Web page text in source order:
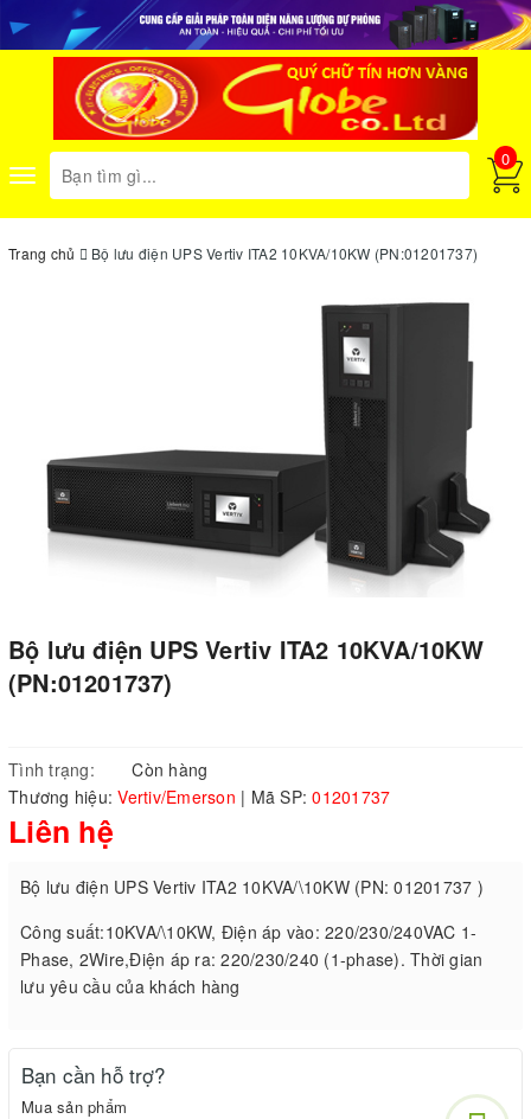
Toggle
navigation
0
Trang chủ Bộ lưu điện UPS Vertiv ITA2 10KVA/10KW (PN:01201737)
Bộ lưu điện UPS Vertiv ITA2 10KVA/10KW
(PN:01201737)
Tình trạng:
Còn hàng
Thương hiệu:Vertiv/Emerson | Mã SP:01201737
Liên hệ
Bộ lưu điện UPS Vertiv ITA2 10KVA/\10KW (PN: 01201737 )
Công suất:10KVA/\10KW, Điện áp vào: 220/230/240VAC 1-
Phase, 2Wire,Điện áp ra: 220/230/240 (1-phase). Thời gian
lưu yêu cầu của khách hàng
Bạn cần hỗ trợ?
Mua sản phẩm